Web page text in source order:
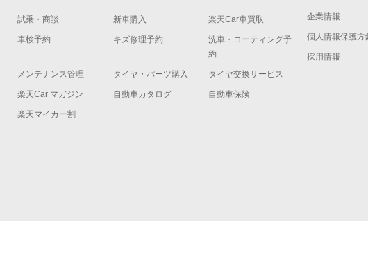
試乗・商談 新車購入 楽天Car車買取
車検予約 キズ修理予約
洗車・コーティング予
約
メンテナンス管理 タイヤ・パーツ購入 タイヤ交換サービス
楽天Car マガジン 自動車カタログ 自動車保険
楽天マイカー割
企業情報
個人情報保護方
採用情報